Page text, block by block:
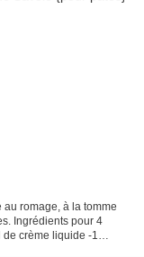
romage, à la tomme
Ingrédients pour 4
crème liquide -1